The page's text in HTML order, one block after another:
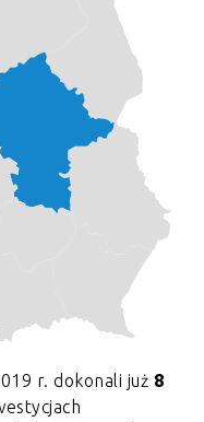
r. dokonali już 8